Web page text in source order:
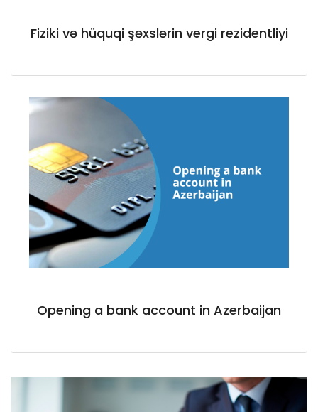
Fiziki və hüquqi şəxslərin vergi rezidentliyi
Opening a bank account in Azerbaijan